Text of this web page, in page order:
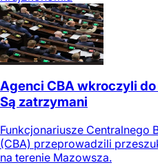
Agenci CBA wkroczyli
Są zatrzymani
Funkcjonariusze Centralnego
(CBA) przeprowadzili
na terenie Mazowsza.